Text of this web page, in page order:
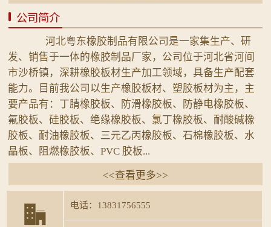
公司简介
河北粤东橡胶制品有限公司是一家集生产、研
发、销售于一体的橡胶制品厂家，公司位于河北省河间
市沙桥镇，深耕橡胶板材生产加工领域，具备生产配套
能力。目前我公司以生产橡胶板材、塑胶板材为主，主
要产品有：丁腈橡胶板、防滑橡胶板、防静电橡胶板、
氟胶板、硅胶板、绝缘橡胶板、氯丁橡胶板、耐酸碱橡
胶板、耐油橡胶板、三元乙丙橡胶板、石棉橡胶板、水
晶板、阻燃橡胶板、PVC 胶板...
<<查看更多>>
 电话：13831756555